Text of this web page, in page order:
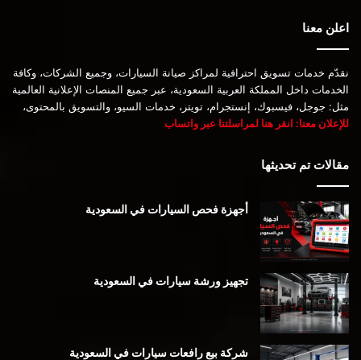
اعلن معنا
نقدّم خدمات تسويق احترافية لمراكز صيانة السيارات، وجميع الشركات، وكافة
الخدمات داخل المملكة العربية السعودية، عبر جميع المنصات الإعلانية العالمية
مثل: جوجل، فيسبوك، إنستجرام، تويتر، خدمات السيو، والتسويق بالمحتوى،
للإعلان معنا: انقر هنا لمراسلتنا عبر واتساب
مقالات تم تحديثها
أجهزة فحص السيارات في السعودية
تجهيز ورشة سيارات في السعودية
شركة بيع رافعات سيارات في السعودية